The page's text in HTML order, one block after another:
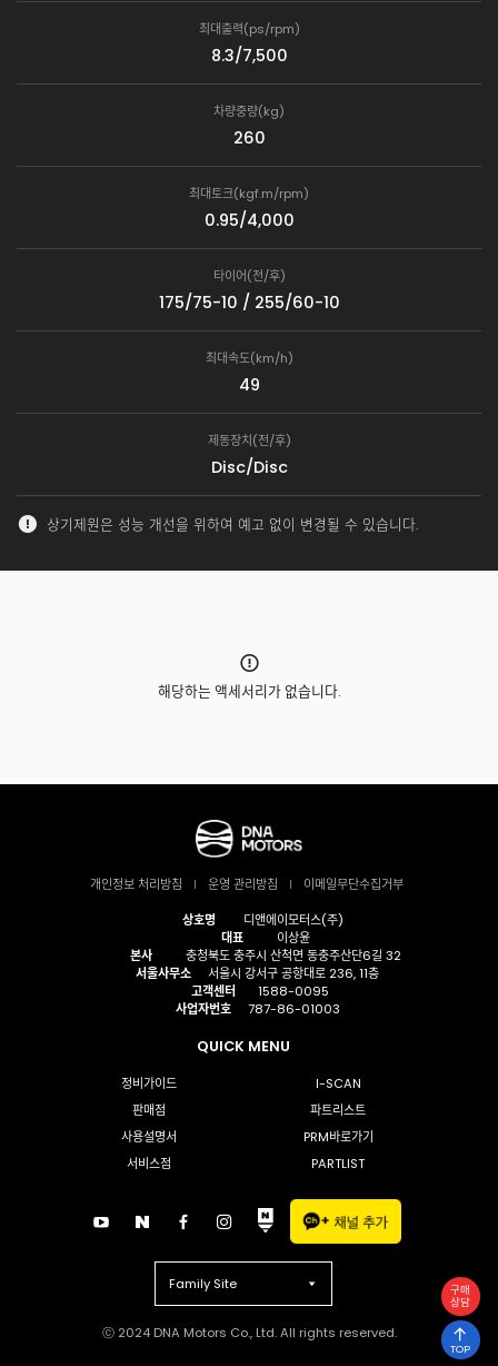
최대출력(ps/rpm)
8.3/7,500
차량중량(kg)
260
최대토크(kgf.m/rpm)
0.95/4,000
타이어(전/후)
175/75-10 / 255/60-10
최대속도(km/h)
49
제동장치(전/후)
Disc/Disc
상기제원은 성능 개선을 위하여 예고 없이 변경될 수 있습니다.
해당하는 액세서리가 없습니다.
개인정보 처리방침 운영 관리방침
이메일무단수집거부
상호명
디앤에이모터스(주)
대표
이상윤
본사
충청북도 충주시 산척면 동충주산단6길 32
서울사무소
서울시 강서구 공항대로 236, 11층
고객센터
1588-0095
사업자번호
787-86-01003
QUICK MENU
정비가이드
I-SCAN
판매점
파트리스트
사용설명서
PRM바로가기
서비스점
PARTLIST
Family Site
ⓒ 2024 DNA Motors Co., Ltd. All rights reserved.
구매
상담
TOP